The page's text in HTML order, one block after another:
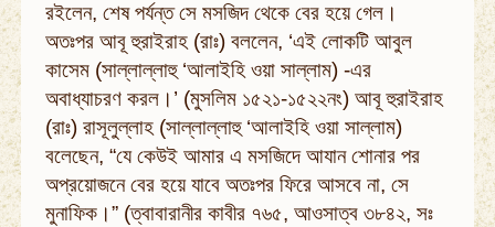
রইলেন, শেষ পর্যন্ত সে মসজিদ থেকে বের হয়ে গেল।
অতঃপর আবূ হুরাইরাহ (রাঃ) বললেন, ‘এই লোকটি আবুল
কাসেম (সাল্লাল্লাহু ‘আলাইহি ওয়া সাল্লাম) -এর
অবাধ্যাচরণ করল।’ (মুসলিম ১৫২১-১৫২২নং) আবূ হুরাইরাহ
(রাঃ) রাসূলুল্লাহ (সাল্লাল্লাহু ‘আলাইহি ওয়া সাল্লাম)
বলেছেন, “যে কেউই আমার এ মসজিদে আযান শোনার পর
অপ্রয়োজনে বের হয়ে যাবে অতঃপর ফিরে আসবে না, সে
মুনাফিক।” (ত্বাবারানীর কাবীর ৭৬৫, আওসাত্ব ৩৮৪২, সঃ